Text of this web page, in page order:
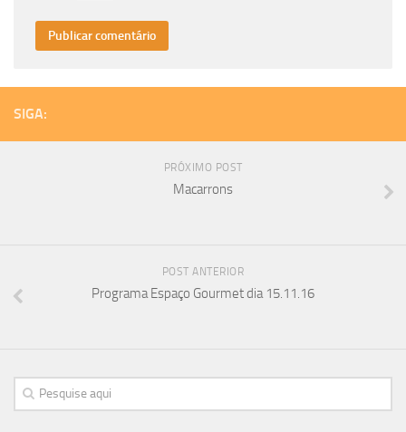
SIGA:
PRÓXIMO POST
Macarrons
POST ANTERIOR
Programa Espaço Gourmet dia 15.11.16